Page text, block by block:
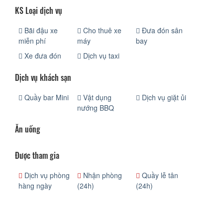
KS Loại dịch vụ
Bãi đậu xe
miễn phí
Cho thuê xe
máy
Đưa đón sân
bay
Xe đưa đón
Dịch vụ taxi
Dịch vụ khách sạn
Quầy bar Mini
Vật dụng
nướng BBQ
Dịch vụ giặt ủi
Ăn uống
Được tham gia
Dịch vụ phòng
hàng ngày
Nhận phòng
(24h)
Quầy lễ tân
(24h)